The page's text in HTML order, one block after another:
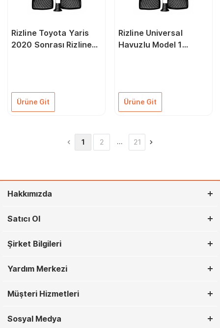
Rizline Toyota Yaris
2020 Sonrası Rizline
Ürüne Git
Rizline Universal
Havuzlu Model 1
Ürüne Git
1 2 … 21
Hakkımızda
Satıcı Ol
Şirket Bilgileri
Yardım Merkezi
Müşteri Hizmetleri
Sosyal Medya